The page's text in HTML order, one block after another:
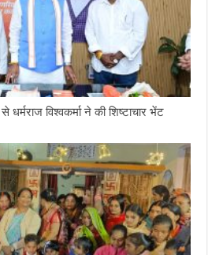
विश्वकर्मा ने की शिष्टाचार भेंट